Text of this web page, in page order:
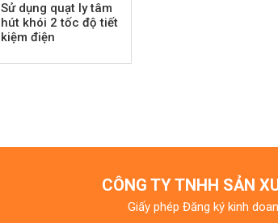
Sử dụng quạt ly tâm
hút khói 2 tốc độ tiết
kiệm điện
CÔNG TY TNHH SẢN
Giấy phép Đăng ký kinh